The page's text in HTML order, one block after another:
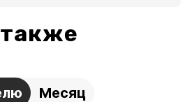
Месяц